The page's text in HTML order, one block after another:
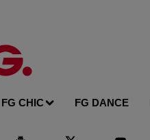
FG CHIC FG DANCE